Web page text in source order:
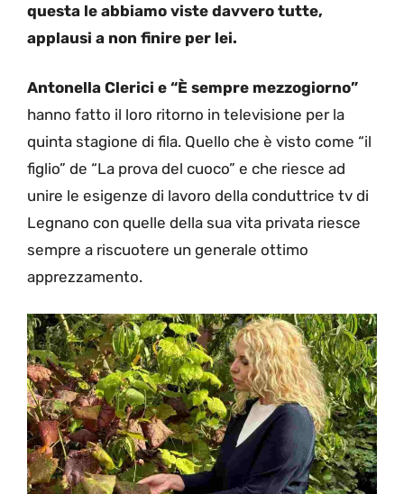
questa le abbiamo viste davvero tutte,
applausi a non finire per lei.
Antonella Clerici e “È sempre mezzogiorno”
hanno fatto il loro ritorno in televisione per la
quinta stagione di fila. Quello che è visto come “il
figlio” de “La prova del cuoco” e che riesce ad
unire le esigenze di lavoro della conduttrice tv di
Legnano con quelle della sua vita privata riesce
sempre a riscuotere un generale ottimo
apprezzamento.